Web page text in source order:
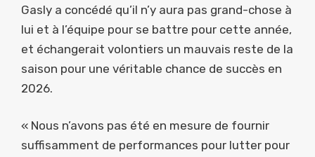
Gasly a concédé qu’il n’y aura pas grand-chose à
lui et à l’équipe pour se battre pour cette année,
et échangerait volontiers un mauvais reste de la
saison pour une véritable chance de succès en
2026.
« Nous n’avons pas été en mesure de fournir
suffisamment de performances pour lutter pour